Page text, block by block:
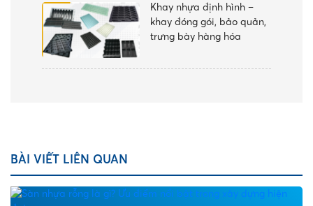
Khay nhựa định hình –
khay đóng gói, bảo quản,
trưng bày hàng hóa
BÀI VIẾT LIÊN QUAN